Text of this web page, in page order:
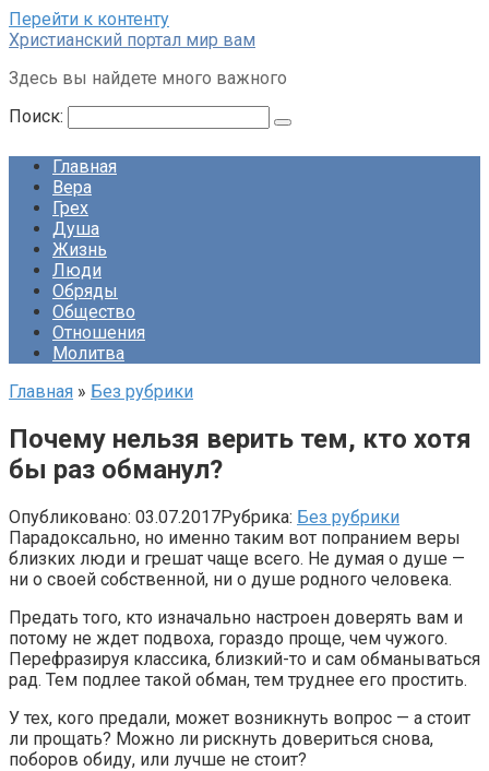
Перейти к контенту
Христианский портал мир вам
Здесь вы найдете много важного
Поиск:
Главная
Вера
Грех
Душа
Жизнь
Люди
Обряды
Общество
Отношения
Молитва
Главная » Без рубрики
Почему нельзя верить тем, кто хотя
бы раз обманул?
Опубликовано: 03.07.2017Рубрика: Без рубрики
Парадоксально, но именно таким вот попранием веры
близких люди и грешат чаще всего. Не думая о душе —
ни о своей собственной, ни о душе родного человека.
Предать того, кто изначально настроен доверять вам и
потому не ждет подвоха, гораздо проще, чем чужого.
Перефразируя классика, близкий-то и сам обманываться
рад. Тем подлее такой обман, тем труднее его простить.
У тех, кого предали, может возникнуть вопрос — а стоит
ли прощать? Можно ли рискнуть довериться снова,
поборов обиду, или лучше не стоит?